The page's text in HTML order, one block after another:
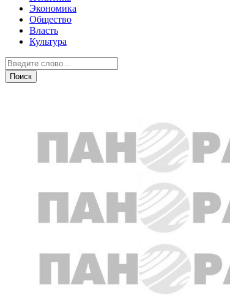
Экономика
Общество
Власть
Культура